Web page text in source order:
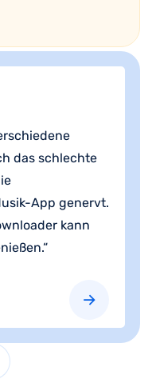
das schlechte
App genervt.
kann